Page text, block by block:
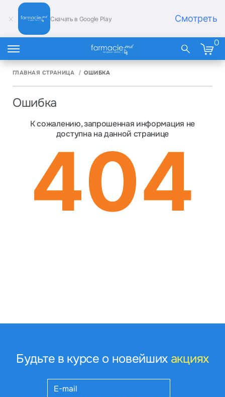
Скачать в Google Play Смотреть
0
ГЛАВНАЯ СТРАНИЦА ОШИБКА
Ошибка
К сожалению, запрошенная информация не
доступна на данной странице
Будьте в курсе о новейших акциях